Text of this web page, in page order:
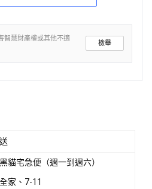
智慧財產權或其他不適
檢舉
貓宅急便（週一到週六）
家、7-11